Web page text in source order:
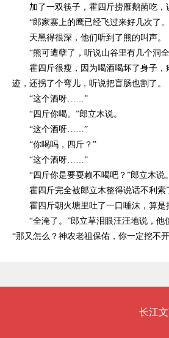
加了一双筷子，霍四斤捞雁鹅菌吃，
“郎家寨上的鹰已经飞过来好几次了。
天黑得很深，他们听到了熊的叫声。
“熊可遭孽了，听说山谷里有几个洞
霍四斤很瘦，因为喝酒喝坏了身子
迹，还拐了个弯儿，听说把盲肠也割了。
“这个酒呀……”
“四斤你喝。”郎立木说。
“这个酒呀……”
“你喝吗，四斤？”
“这个酒呀……”
“四斤你是要耍赖不喝吧？”郎立木说。
霍四斤完全被郎立木整得说话不利
霍四斤朝火塘里吐了一口唾沫，算是
“全淹了。”郎立草泪眼汪汪地说，
“那又怎么？神农老祖保佑，你一定挖不
长江